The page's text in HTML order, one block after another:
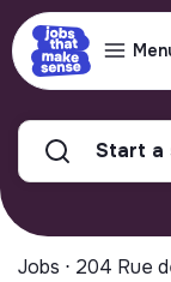
Start a
Jobs ⋅ 204 Rue